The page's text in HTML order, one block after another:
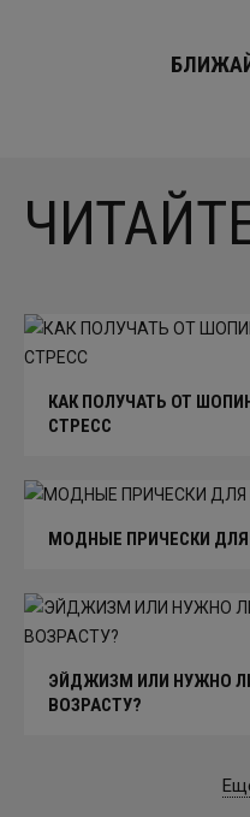
КАК ПОЛУЧАТЬ ОТ
СТРЕСС
МОДНЫЕ ПРИЧЕСКИ
ЭЙДЖИЗМ ИЛИ НУЖНО
ВОЗРАСТУ?